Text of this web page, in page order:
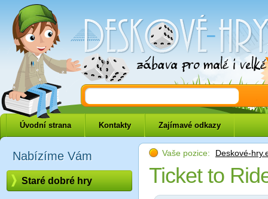
Deskové-hry.eu
Úvodní strana Kontakty Zajímavé odkazy
Nabízíme Vám
Staré dobré hry
Vaše pozice: Deskové-
Ticket to